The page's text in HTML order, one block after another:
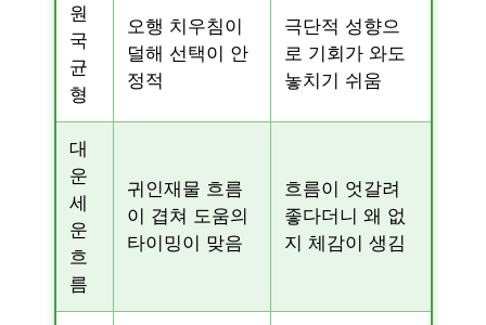
원
국
균
형
오행 치우침이
덜해 선택이 안
정적
극단적 성향으
로 기회가 와도
놓치기 쉬움
대
운
세
운
흐
름
귀인재물 흐름
이 겹쳐 도움의
타이밍이 맞음
흐름이 엇갈려
좋다더니 왜 없
지 체감이 생김